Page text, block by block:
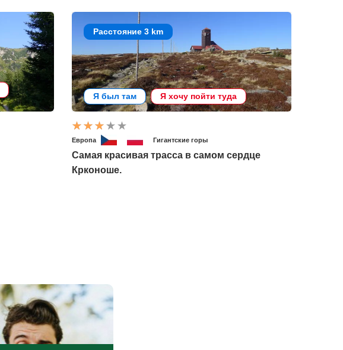
Расстояние 3 km
Я был там Я хочу пойти туда
Европа Гигантские горы
Самая красивая трасса в самом сердце
Крконоше.